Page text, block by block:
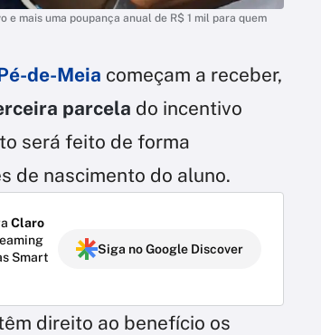
mais uma poupança anual de R$ 1 mil para quem
de-Meia começam a receber,
parcela do incentivo
será feito de forma
de nascimento do aluno.
Claro
Smart
Siga no Google Discover
direito ao benefício os